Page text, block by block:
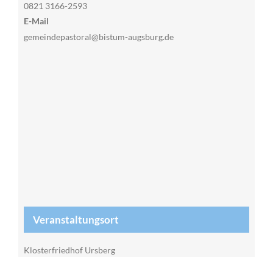
0821 3166-2593
E-Mail
gemeindepastoral@bistum-augsburg.de
Veranstaltungsort
Klosterfriedhof Ursberg